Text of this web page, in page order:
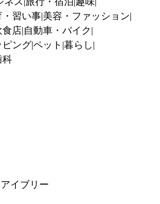
・習い事 美容・ファッション
食店 自動車・バイク
ピングペット 暮らし
科
イブリー